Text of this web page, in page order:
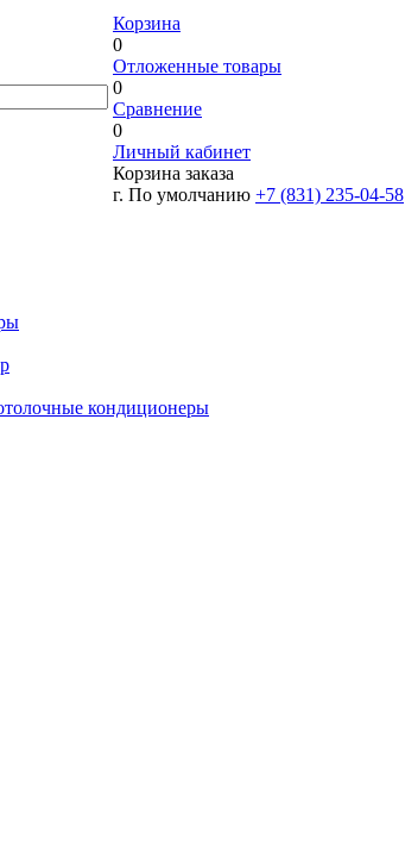
Корзина
0
Отложенные товары
0
Сравнение
0
Личный кабинет
Корзина заказа
г. По умолчанию +7 (831) 235-04-58
кондиционеры